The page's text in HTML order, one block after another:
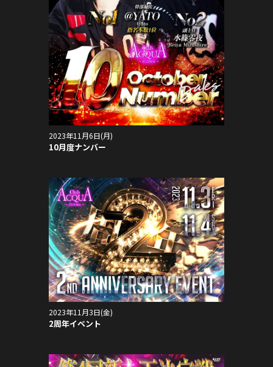
2023年11月6日(月)
10月度ナンバー
2023年11月3日(金)
2周年イベント